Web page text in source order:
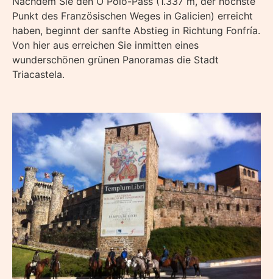
Punkt des Französischen Weges in Galicien) erreicht
haben, beginnt der sanfte Abstieg in Richtung Fonfría.
Von hier aus erreichen Sie inmitten eines
wunderschönen grünen Panoramas die Stadt
Triacastela.